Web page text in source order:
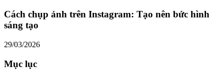
Cách chụp ảnh trên Instagram: Tạo nên bức hình
sáng tạo
29/03/2026
Mục lục